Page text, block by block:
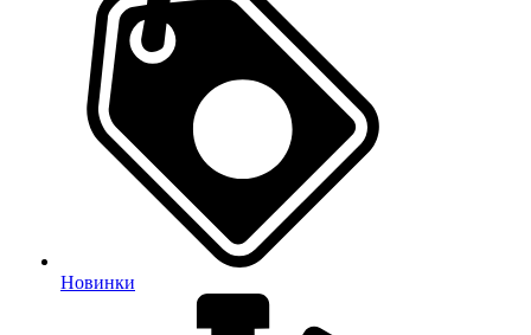
Новинки